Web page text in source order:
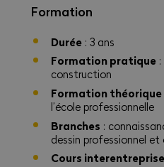
Formation
Durée : 3 ans
Formation pratique
construction
Formation théorique
l’école professionnelle
Branches :
dessin professionnel
Cours